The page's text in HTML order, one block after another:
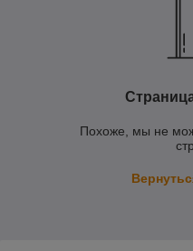
Похоже, мы не